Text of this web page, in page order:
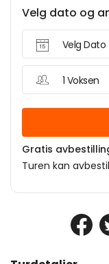
Velg dato og
Velg Dato
1 Voksen
Gratis
Turen kan